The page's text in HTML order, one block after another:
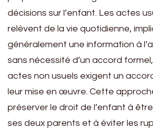
décisions sur l’enfant. Les actes
relèvent de la vie quotidienne,
généralement une information à
sans nécessité d’un accord
actes non usuels exigent un
leur mise en œuvre. Cette
préserver le droit de l’enfant à
ses deux parents et à éviter les